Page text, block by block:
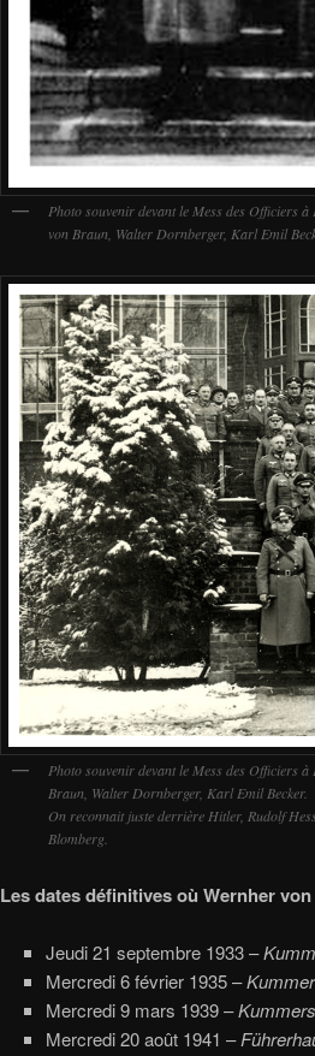
Photo souvenir devant le Mess des Officiers
von Braun, Walter Dornberger, Karl Emil
Photo souvenir devant le Mess des Officiers
Braun, Walter Dornberger, Karl Emil Becker.
On reconnait juste derrière Hitler, Rudolf
Blomberg.
Les dates définitives où Wernher
Jeudi 21 septembre 1933 –
Mercredi 6 février 1935 –
Mercredi 9 mars 1939 –
Mercredi 20 août 1941 –